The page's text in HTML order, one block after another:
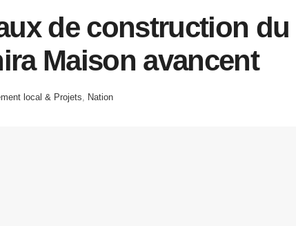
de construction du
Maison avancent
local & Projets Nation